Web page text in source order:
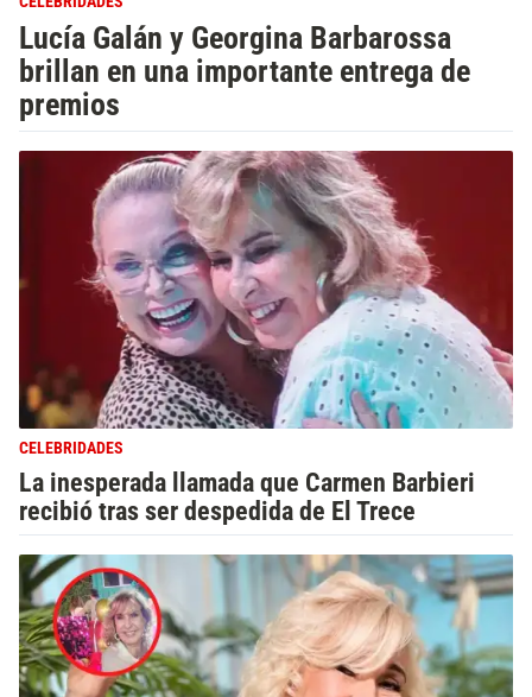
Lucía Galán y Georgina Barbarossa
brillan en una importante entrega de
premios
CELEBRIDADES
La inesperada llamada que Carmen Barbieri
recibió tras ser despedida de El Trece